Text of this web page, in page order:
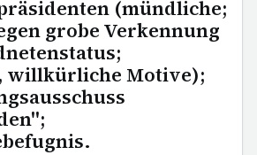
(mündliche;
grobe Verkennung
willkürliche Motive);